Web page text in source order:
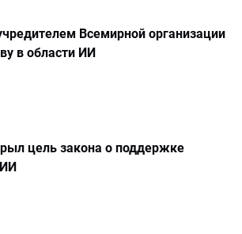
Всемирной организации
в области ИИ
цель закона о поддержке